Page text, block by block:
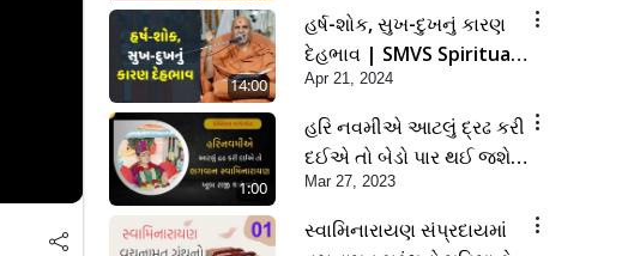
14:00
હર્ષ-શોક, સુખ-દુખનું કારણ
દેહભાવ | SMVS Spiritual
Journey | Anadimukta
Gyan
Apr 21, 2024
1:00
હરિ નવમીએ આટલું દ્રઢ કરી
દઈએ તો બેડો પાર થઈ જશે..
| Hari Navmi 2023 |
Swaninarayan | SMVS |
Mar 27, 2023
સ્વામિનારાયણ સંપ્રદાયમાં